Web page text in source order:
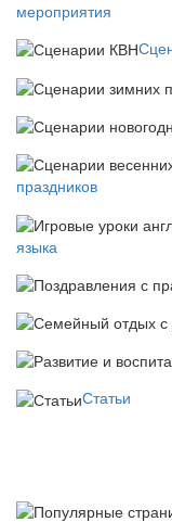
мероприятия
праздников
языка
Статьи